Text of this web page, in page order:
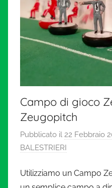
Campo di gioco
Zeugopitch
Pubblicato il 22 Febbraio
BALESTRIERI
Utilizziamo un Campo